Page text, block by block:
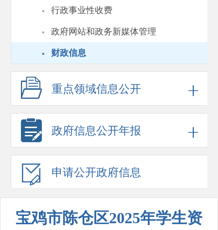
· 行政事业性收费
· 政府网站和政务新媒体管理
· 财政信息
重点领域信息公开
政府信息公开年报
申请公开政府信息
宝鸡市陈仓区2025年学生资